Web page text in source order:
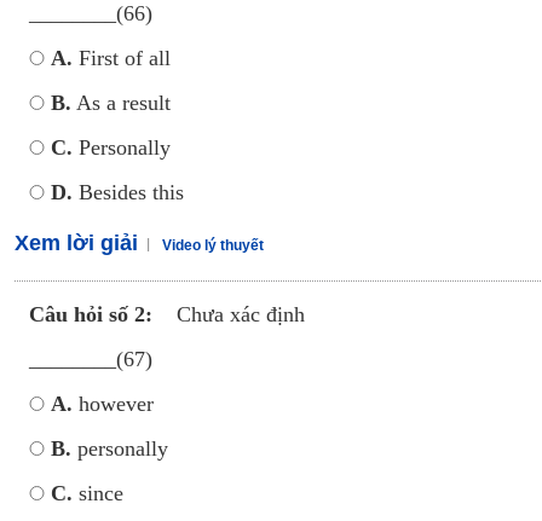
________(66)
A. First of all
B. As a result
C. Personally
D. Besides this
Xem lời giải Video lý thuyết
Câu hỏi số 2:
Chưa xác định
________(67)
A. however
B. personally
C. since